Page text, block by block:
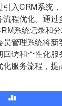
引入CRM系统
程优化。通过
系统记录和
管理系统将新
访和个性化服
服务流程，提